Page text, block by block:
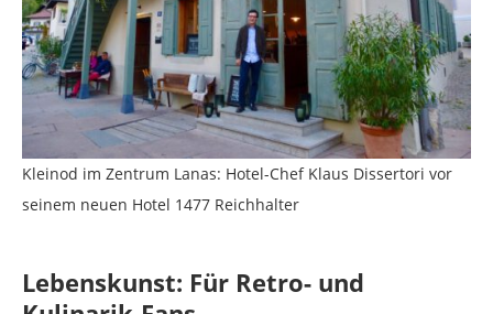
Kleinod im Zentrum Lanas: Hotel-Chef Klaus Dissertori vor
seinem neuen Hotel 1477 Reichhalter
Lebenskunst: Für Retro- und